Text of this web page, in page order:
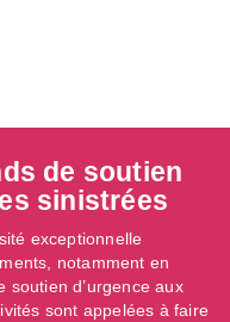
de soutien
sinistrées
exceptionnelle
notamment en
soutien d’urgence aux
sont appelées à faire